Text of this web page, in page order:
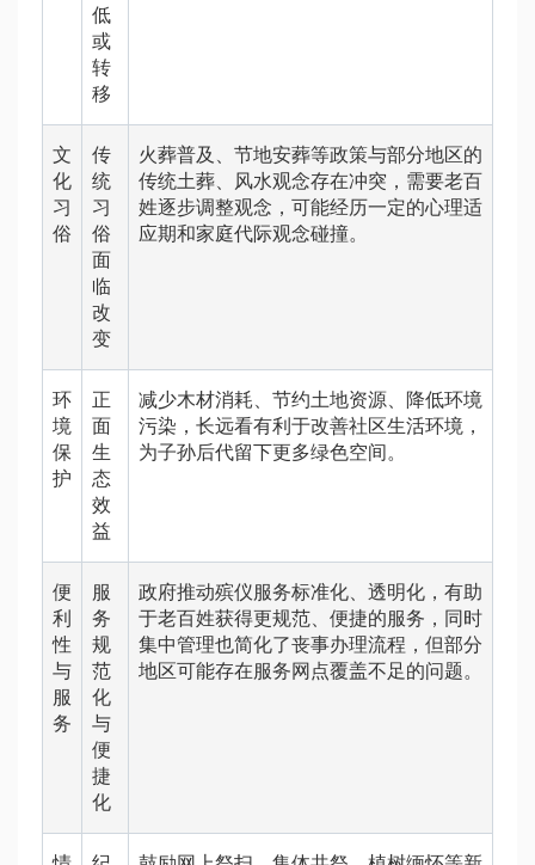
低
或
转
移
文
化
习
俗
传
统
习
俗
面
临
改
变
火葬普及、节地安葬等政策与部分地区的
传统土葬、风水观念存在冲突，需要老百
姓逐步调整观念，可能经历一定的心理适
应期和家庭代际观念碰撞。
环
境
保
护
正
面
生
态
效
益
减少木材消耗、节约土地资源、降低环境
污染，长远看有利于改善社区生活环境，
为子孙后代留下更多绿色空间。
便
利
性
与
服
务
服
务
规
范
化
与
便
捷
化
政府推动殡仪服务标准化、透明化，有助
于老百姓获得更规范、便捷的服务，同时
集中管理也简化了丧事办理流程，但部分
地区可能存在服务网点覆盖不足的问题。